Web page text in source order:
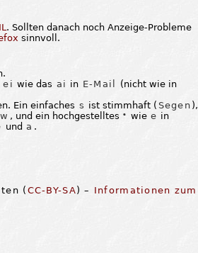
. Sollten danach noch Anzeige-Probleme
sinnvoll.
ei wie das ai in E-Mail
(nicht wie in
Ein einfaches s ist stimmhaft ( Segen ),
w , und ein hochgestelltes e wie e in
und a .
( CC-BY-SA) – Informationen zum